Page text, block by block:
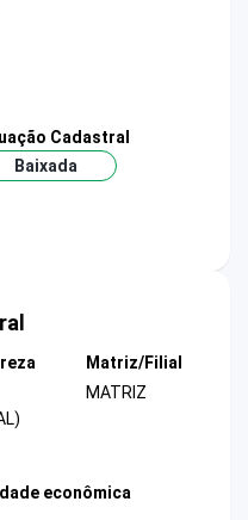
Cadastral
Baixada
Matriz/Filial
MATRIZ
econômica